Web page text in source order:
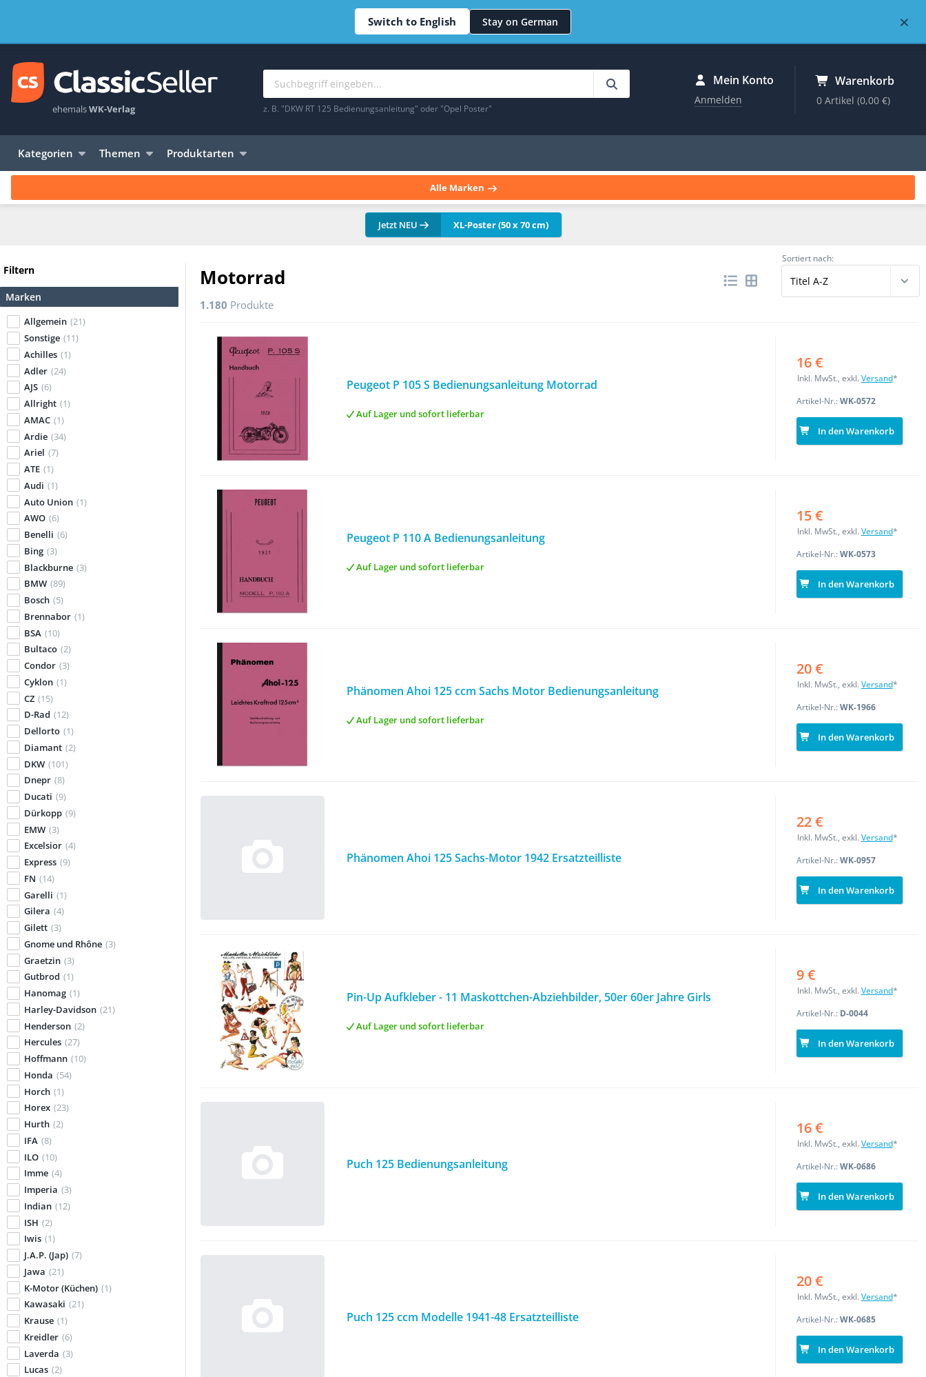
Switch to English Stay on German ×
ehemalsWK-Verlag z. B. "DKW RT 125 Bedienungsanleitung" oder "Opel Poster"
Mein Konto
Anmelden
Warenkorb
0 Artikel(0,00 €)
Kategorien Themen Produktarten
Alle Marken
Jetzt NEU XL-Poster (50 x 70 cm)
Filtern
Marken
Allgemein (21)
Sonstige (11)
Achilles (1)
Adler (24)
AJS (6)
Allright (1)
AMAC (1)
Ardie (34)
Ariel (7)
ATE (1)
Audi (1)
Auto Union (1)
AWO (6)
Benelli (6)
Bing (3)
Blackburne (3)
BMW (89)
Bosch (5)
Brennabor (1)
BSA (10)
Bultaco (2)
Condor (3)
Cyklon (1)
CZ (15)
D-Rad (12)
Dellorto (1)
Diamant (2)
DKW (101)
Dnepr (8)
Ducati (9)
Dürkopp (9)
EMW (3)
Excelsior (4)
Express (9)
FN (14)
Garelli (1)
Gilera (4)
Gilett (3)
Gnome und Rhône (3)
Graetzin (3)
Gutbrod (1)
Hanomag (1)
Harley-Davidson (21)
Henderson (2)
Hercules (27)
Hoffmann (10)
Honda (54)
Horch (1)
Horex (23)
Hurth (2)
IFA (8)
ILO (10)
Imme (4)
Imperia (3)
Indian (12)
ISH (2)
Iwis (1)
J.A.P. (Jap) (7)
Jawa (21)
K-Motor (Küchen) (1)
Kawasaki (21)
Krause (1)
Kreidler (6)
Laverda (3)
Lucas (2)
Motorrad
Sortiert nach:
1.180 Produkte
Peugeot P 105 S Bedienungsanleitung Motorrad
Auf Lager und sofort lieferbar
16 €
Inkl. MwSt., exkl. Versand*
Artikel-Nr.:WK-0572
In den Warenkorb
Peugeot P 110 A Bedienungsanleitung
Auf Lager und sofort lieferbar
15 €
Inkl. MwSt., exkl. Versand*
Artikel-Nr.:WK-0573
In den Warenkorb
Phänomen Ahoi 125 ccm Sachs Motor Bedienungsanleitung
Auf Lager und sofort lieferbar
20 €
Inkl. MwSt., exkl. Versand*
Artikel-Nr.:WK-1966
In den Warenkorb
Phänomen Ahoi 125 Sachs-Motor 1942 Ersatzteilliste
22 €
Inkl. MwSt., exkl. Versand*
Artikel-Nr.:WK-0957
In den Warenkorb
Pin-Up Aufkleber - 11 Maskottchen-Abziehbilder, 50er 60er Jahre Girls
Auf Lager und sofort lieferbar
9 €
Inkl. MwSt., exkl. Versand*
Artikel-Nr.: D-0044
In den Warenkorb
Puch 125 Bedienungsanleitung
16 €
Inkl. MwSt., exkl. Versand*
Artikel-Nr.:WK-0686
In den Warenkorb
Puch 125 ccm Modelle 1941-48 Ersatzteilliste
20 €
Inkl. MwSt., exkl. Versand*
Artikel-Nr.:WK-0685
In den Warenkorb